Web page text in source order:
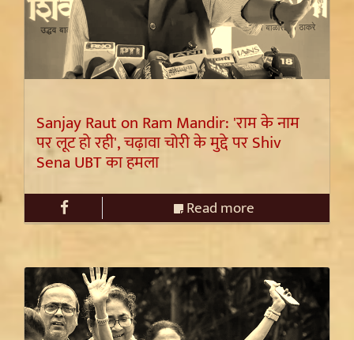
Sanjay Raut on Ram Mandir: 'राम के नाम
पर लूट हो रही', चढ़ावा चोरी के मुद्दे पर Shiv
Sena UBT का हमला
Read more